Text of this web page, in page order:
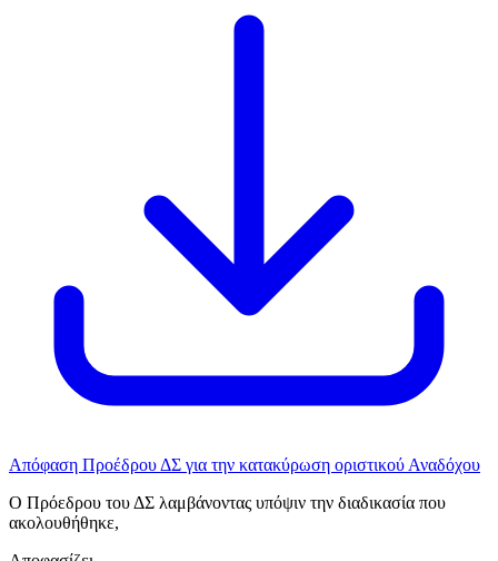
Απόφαση Προέδρου ΔΣ για την κατακύρωση οριστικού Αναδόχου
Ο Πρόεδρου του ΔΣ λαμβάνοντας υπόψιν την διαδικασία που
ακολουθήθηκε,